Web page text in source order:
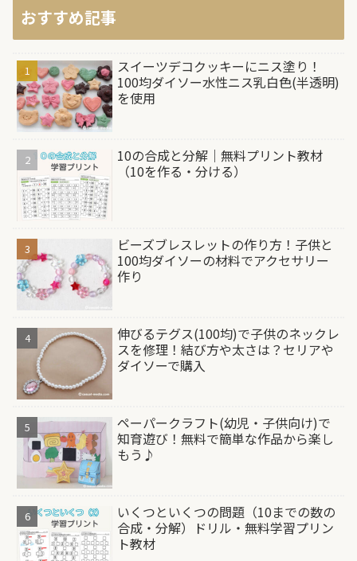
おすすめ記事
スイーツデコクッキーにニス塗り！
100均ダイソー水性ニス乳白色(半透明)
を使用
10の合成と分解｜無料プリント教材
（10を作る・分ける）
ビーズブレスレットの作り方！子供と
100均ダイソーの材料でアクセサリー
作り
伸びるテグス(100均)で子供のネックレ
スを修理！結び方や太さは？セリアや
ダイソーで購入
ペーパークラフト(幼児・子供向け)で
知育遊び！無料で簡単な作品から楽し
もう♪
いくつといくつの問題（10までの数の
合成・分解）ドリル・無料学習プリン
ト教材